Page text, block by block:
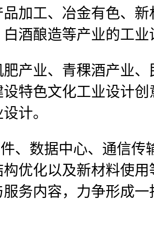
工、冶金有色、新
酒酿造等产业的工业
业、青稞酒产业、
特色文化工业设计
计。
数据中心、通信传
优化以及新材料使用
务内容，力争形成